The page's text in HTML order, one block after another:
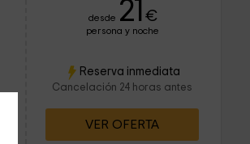
desde 21 €
persona y noche
Reserva inmediata
Cancelación 24 horas antes
VER OFERTA